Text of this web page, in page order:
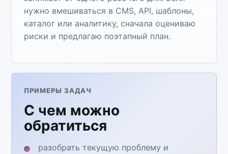
нужно вмешиваться в CMS, API, шаблоны,
каталог или аналитику, сначала оцениваю
риски и предлагаю поэтапный план.
ПРИМЕРЫ ЗАДАЧ
С чем можно
обратиться
разобрать текущую проблему и